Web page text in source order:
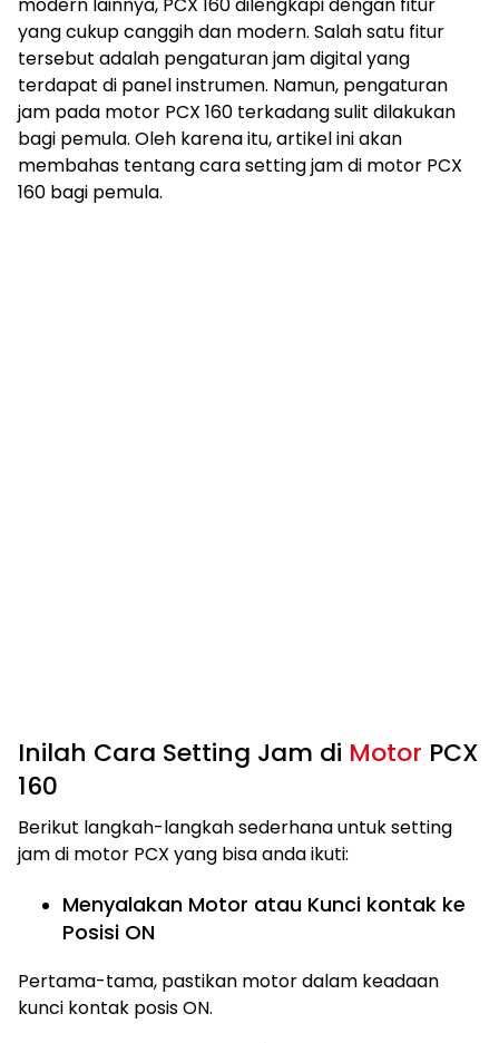
modern lainnya, PCX 160 dilengkapi dengan fitur
yang cukup canggih dan modern. Salah satu fitur
tersebut adalah pengaturan jam digital yang
terdapat di panel instrumen. Namun, pengaturan
jam pada motor PCX 160 terkadang sulit dilakukan
bagi pemula. Oleh karena itu, artikel ini akan
membahas tentang cara setting jam di motor PCX
160 bagi pemula.
Inilah Cara Setting Jam di Motor PCX
160
Berikut langkah-langkah sederhana untuk setting
jam di motor PCX yang bisa anda ikuti:
Menyalakan Motor atau Kunci kontak ke
Posisi ON
Pertama-tama, pastikan motor dalam keadaan
kunci kontak posis ON.